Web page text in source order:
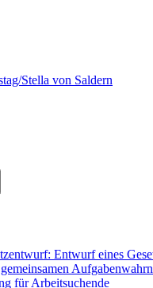
Stella von Saldern
Entwurf eines
für Arbeitsuchende